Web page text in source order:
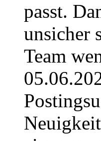
passt.
unsicher
Team